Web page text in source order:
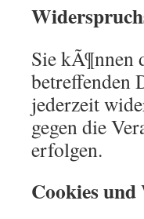
Sie kÃ¶nnen
betreffenden
jederzeit
gegen die
erfolgen.
Cookies